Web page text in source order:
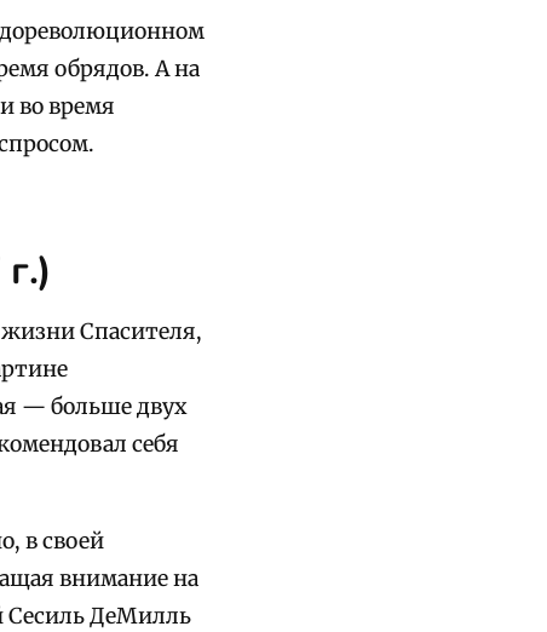
дореволюционном
обрядов. А на
во время
Спасителя,
— больше двух
себя
в своей
внимание на
Сесиль ДеМилль